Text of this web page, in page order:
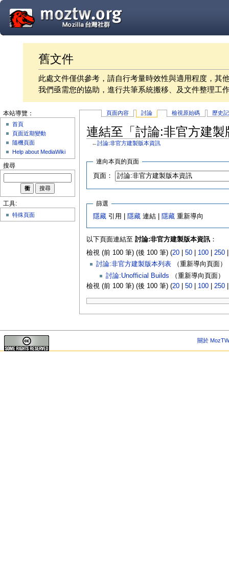
舊文件
此處文件僅供參考，請自行考量時效性與適用程度，其
我們亟需您的協助，進行共筆系統搬移、及文件整理工
頁面內容 討論 檢視原始碼 歷史
連結至「討論:非官方建
←討論:非官方建製版本資訊
連向本頁的頁面
頁面：
篩選
隱藏 引用 | 隱藏 連結 | 隱藏 重新導向
以下頁面連結至 討論:非官方建製版本資訊：
檢視 (前 100 筆) (後 100 筆) (20| 50| 100| 250
討論:非官方建製版本列表（重新導向頁面
討論:Unofficial Builds （重新導向頁面） ‎
檢視 (前 100 筆) (後 100 筆) (20| 50| 100| 250
本站導覽：
首頁
頁面近期變動
隨機頁面
Help about MediaWiki
搜尋
工具:
特殊頁面
關於